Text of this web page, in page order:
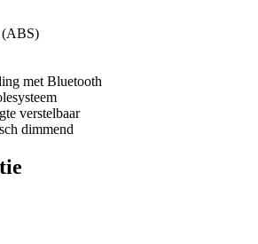
(ABS)
met Bluetooth
verstelbaar
dimmend